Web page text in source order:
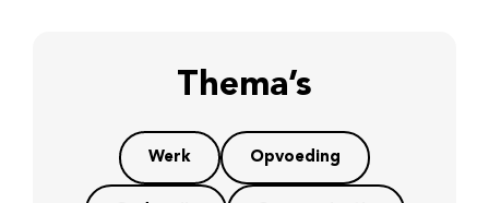
Thema’s
Werk Opvoeding